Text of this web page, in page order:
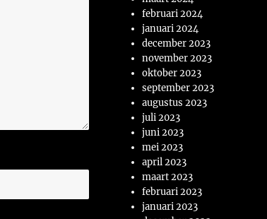
februari 2024
januari 2024
december 2023
november 2023
oktober 2023
september 2023
augustus 2023
juli 2023
juni 2023
mei 2023
april 2023
maart 2023
februari 2023
januari 2023